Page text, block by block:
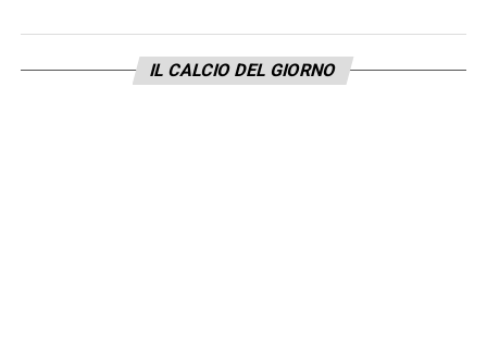
e voleva solo vedere la partita. La settimana
seguente, invece, mi affidarono un
IL CALCIO DEL GIORNO